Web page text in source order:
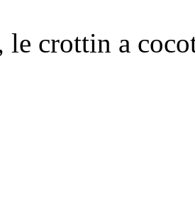
crottin a